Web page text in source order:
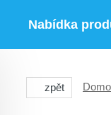
Nabídka
zpět